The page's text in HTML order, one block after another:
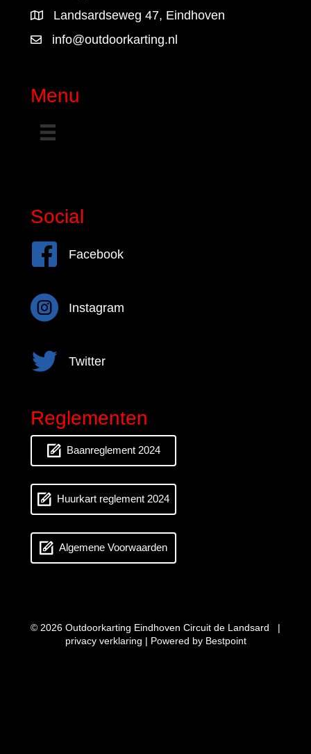
Landsardseweg 47, Eindhoven
info@outdoorkarting.nl
Menu
Social
FacebookFacebook
InstagramInstagram
Twitter Twitter
Reglementen
Baanreglement 2024
Huurkart reglement 2024
Algemene Voorwaarden
© 2026 Outdoorkarting Eindhoven Circuit de Landsard |
privacy verklaring | Powered by Bestpoint